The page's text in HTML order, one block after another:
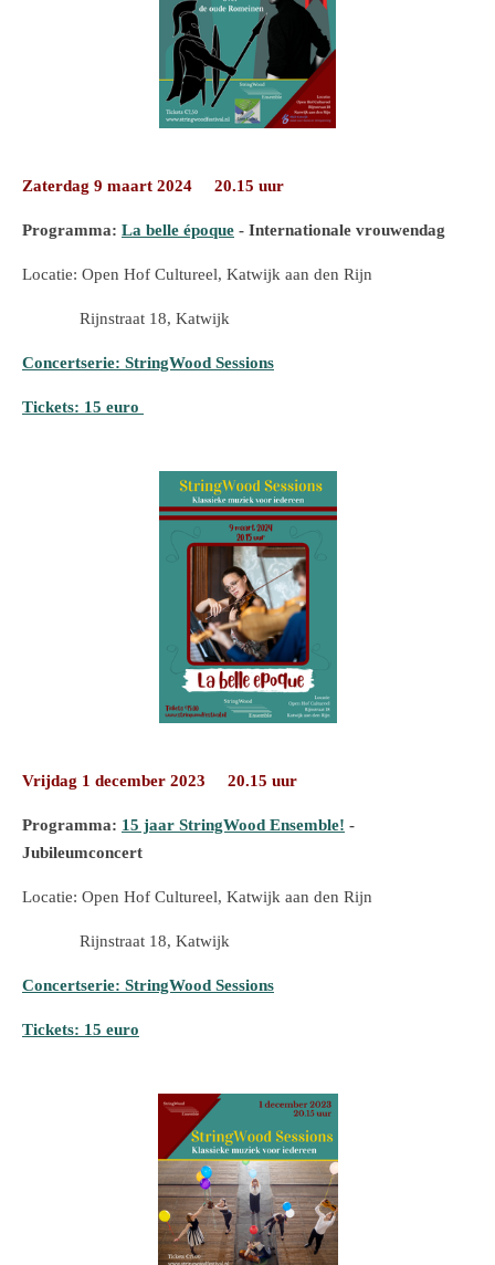
Zaterdag 9 maart 2024 20.15 uur
Programma: La belle époque - Internationale vrouwendag
Locatie: Open Hof Cultureel, Katwijk aan den Rijn
Rijnstraat 18, Katwijk
Concertserie: StringWood Sessions
Tickets: 15 euro
Vrijdag 1 december 2023 20.15 uur
Programma: 15 jaar StringWood Ensemble! -
Jubileumconcert
Locatie: Open Hof Cultureel, Katwijk aan den Rijn
Rijnstraat 18, Katwijk
Concertserie: StringWood Sessions
Tickets: 15 euro